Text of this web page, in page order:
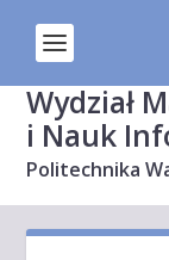
Wydział
i Nauk
Politechnika